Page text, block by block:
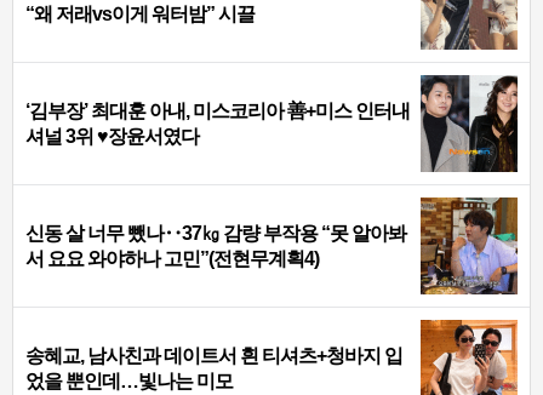
“왜 저래vs이게 워터밤” 시끌
‘김부장’ 최대훈 아내, 미스코리아 善+미스 인터내
셔널 3위 ♥장윤서였다
신동 살 너무 뺐나‥37㎏ 감량 부작용 “못 알아봐
서 요요 와야하나 고민”(전현무계획4)
송혜교, 남사친과 데이트서 흰 티셔츠+청바지 입
었을 뿐인데…빛나는 미모